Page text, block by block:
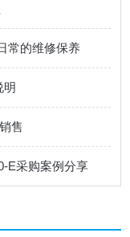
常的维修保养
明
售
E采购案例分享